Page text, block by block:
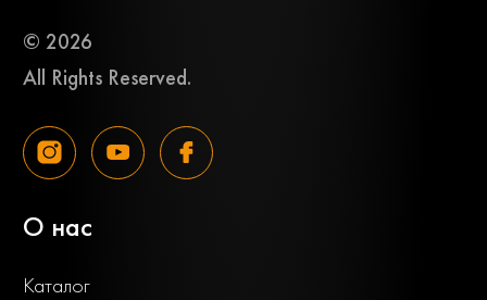
© 2026
All Rights Reserved.
О нас
Каталог